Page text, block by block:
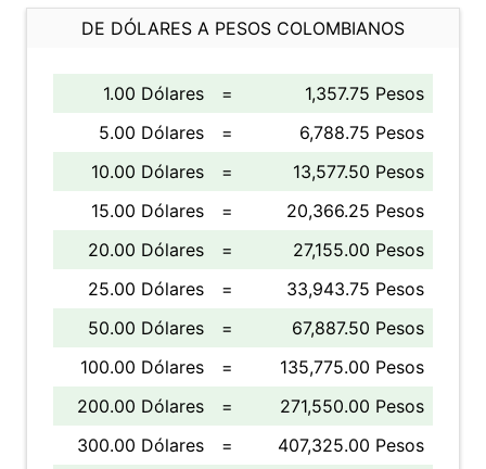
DE DÓLARES A PESOS COLOMBIANOS
1.00 Dólares =
1,357.75 Pesos
5.00 Dólares
=
6,788.75 Pesos
10.00 Dólares
=
13,577.50 Pesos
15.00 Dólares
=
20,366.25 Pesos
20.00 Dólares
=
27,155.00 Pesos
25.00 Dólares
=
33,943.75 Pesos
50.00 Dólares
=
67,887.50 Pesos
100.00 Dólares
=
135,775.00 Pesos
200.00 Dólares
=
271,550.00 Pesos
300.00 Dólares
=
407,325.00 Pesos